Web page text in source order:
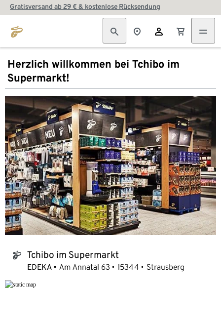
Gratisversand ab 29 € & kostenlose Rücksendung
Herzlich willkommen bei Tchibo im
Supermarkt!
tchibo_logo Tchibo im Supermarkt
EDEKA Am Annatal 63 15344 Strausberg